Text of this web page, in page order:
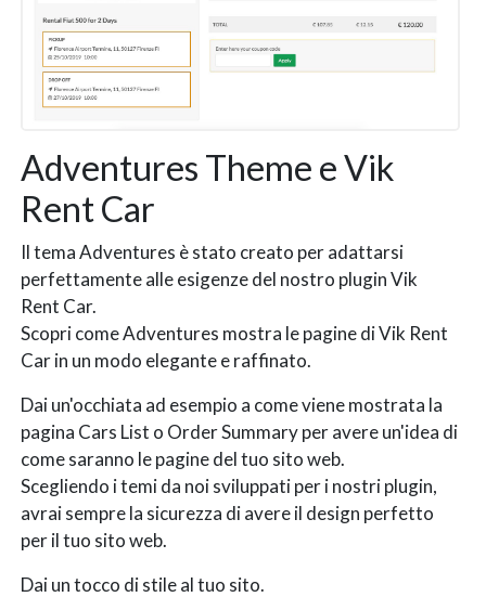
Adventures Theme e Vik
Rent Car
Il tema Adventures è stato creato per adattarsi
perfettamente alle esigenze del nostro plugin Vik
Rent Car.
Scopri come Adventures mostra le pagine di Vik Rent
Car in un modo elegante e raffinato.
Dai un'occhiata ad esempio a come viene mostrata la
pagina Cars List o Order Summary per avere un'idea di
come saranno le pagine del tuo sito web.
Scegliendo i temi da noi sviluppati per i nostri plugin,
avrai sempre la sicurezza di avere il design perfetto
per il tuo sito web.
Dai un tocco di stile al tuo sito.